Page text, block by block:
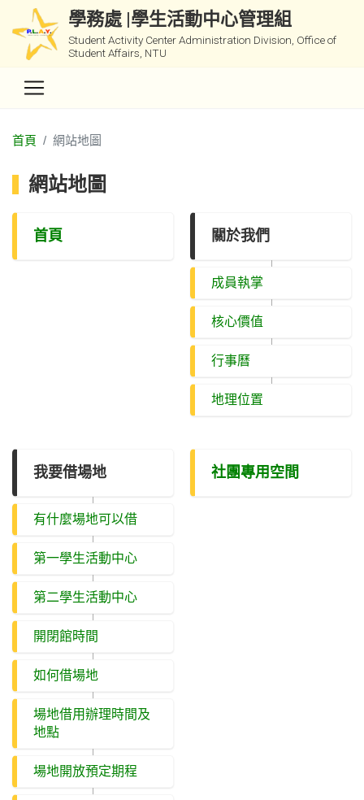
學務處 |學生活動中心管理組
Student Activity Center Administration Division, Office of
Student Affairs, NTU
首頁 網站地圖
網站地圖
首頁 關於我們
成員執掌
核心價值
行事曆
地理位置
我要借場地
有什麼場地可以借
第一學生活動中心
第二學生活動中心
開閉館時間
如何借場地
場地借用辦理時間及
地點
場地開放預定期程
社團專用空間